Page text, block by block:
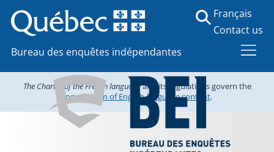
Bureau des enquêtes indépendantes
Français
Contact us
The Charter of the French languageand its regulations govern the
consultation of English-language content.